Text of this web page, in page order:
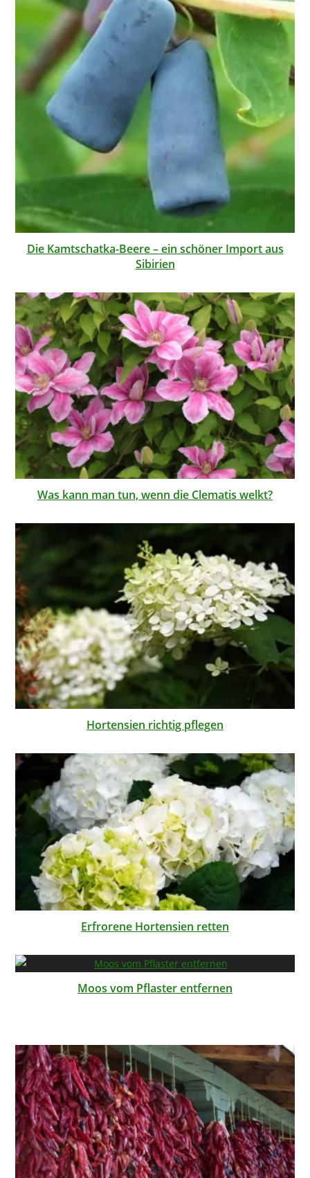
Die Kamtschatka-Beere – ein schöner Import aus
Sibirien
Was kann man tun, wenn die Clematis welkt?
Hortensien richtig pflegen
Erfrorene Hortensien retten
Moos vom Pflaster entfernen